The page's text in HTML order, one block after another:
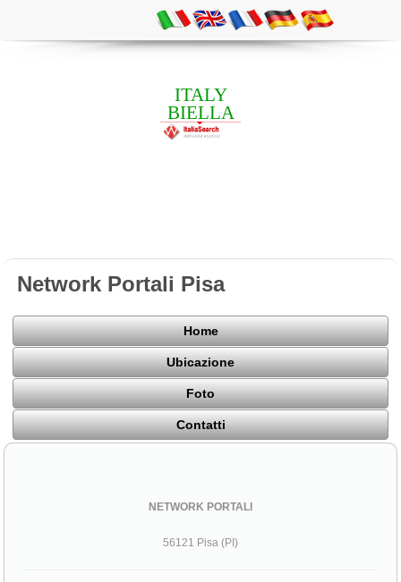
ITALY
BIELLA
Network Portali Pisa
Home
Ubicazione
Foto
Contatti
NETWORK PORTALI
56121 Pisa (PI)